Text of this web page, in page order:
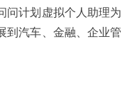
问计划虚拟个人助理为
到汽车、金融、企业管